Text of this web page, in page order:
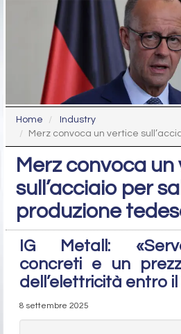
Home
Industry
Merz convoca un vertice
Merz convoca
sull’acciaio per
produzione
IG Metall:
concreti e un
dell’elettricità entro il
8 settembre 2025